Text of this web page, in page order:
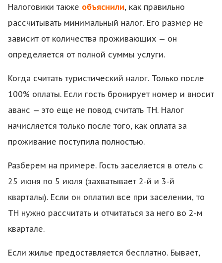
Налоговики также объяснили, как правильно
рассчитывать минимальный налог. Его размер не
зависит от количества проживающих — он
определяется от полной суммы услуги.
Когда считать туристический налог. Только после
100% оплаты. Если гость бронирует номер и вносит
аванс — это еще не повод считать ТН. Налог
начисляется только после того, как оплата за
проживание поступила полностью.
Разберем на примере. Гость заселяется в отель с
25 июня по 5 июля (захватывает 2-й и 3-й
кварталы). Если он оплатил все при заселении, то
ТН нужно рассчитать и отчитаться за него во 2-м
квартале.
Если жилье предоставляется бесплатно. Бывает,